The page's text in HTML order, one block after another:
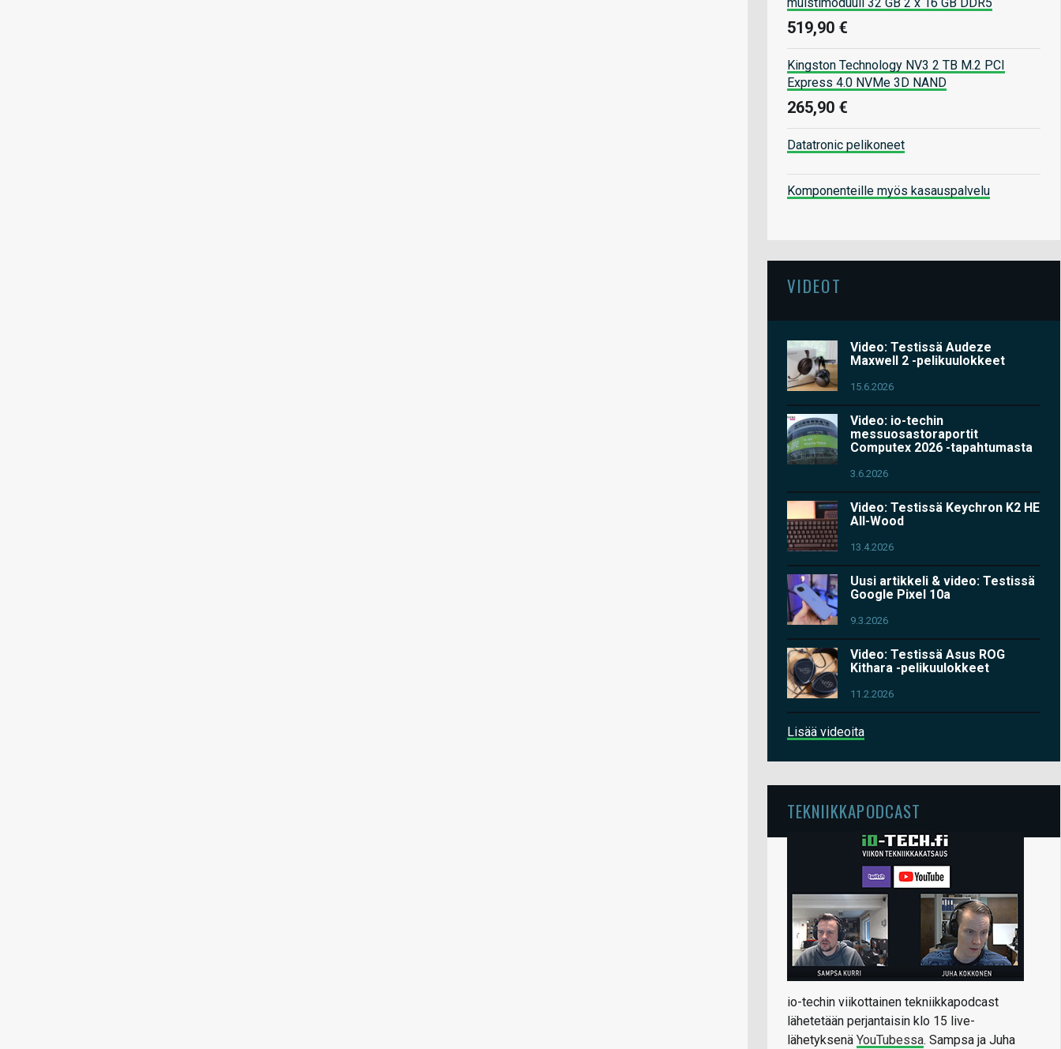
519,90 €
Kingston Technology NV3 2 TB M.2 PCI
Express 4.0 NVMe 3D NAND
265,90 €
Datatronic pelikoneet
Komponenteille myös kasauspalvelu
VIDEOT
Video: Testissä Audeze
Maxwell 2 -pelikuulokkeet
15.6.2026
Video: io-techin
messuosastoraportit
Computex 2026 -tapahtumasta
3.6.2026
Video: Testissä Keychron K2 HE
All-Wood
13.4.2026
Uusi artikkeli & video: Testissä
Google Pixel 10a
9.3.2026
Video: Testissä Asus ROG
Kithara -pelikuulokkeet
11.2.2026
Lisää videoita
TEKNIIKKAPODCAST
io-techin viikottainen tekniikkapodcast
lähetetään perjantaisin klo 15 live-
lähetyksenä YouTubessa. Sampsa ja Juha